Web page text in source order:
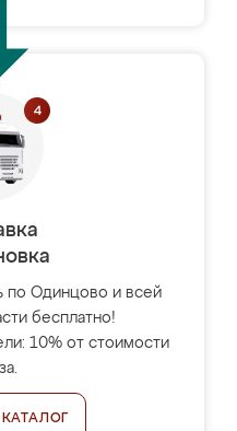
по Одинцово и всей
бесплатно!
10% от стоимости